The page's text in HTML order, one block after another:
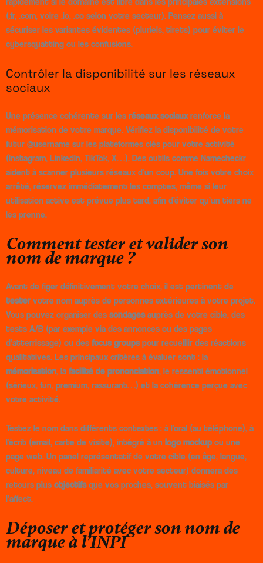
(.fr, .com, voire .io, .co selon votre secteur). Pensez aussi à
sécuriser les variantes évidentes (pluriels, tirets) pour éviter le
cybersquatting ou les confusions.
Contrôler la disponibilité sur les réseaux
sociaux
Une présence cohérente sur les réseaux sociauxrenforce la
mémorisation de votre marque. Vérifiez la disponibilité de votre
futur @username sur les plateformes clés pour votre activité
(Instagram, LinkedIn, TikTok, X…). Des outils comme Namecheckr
aident à scanner plusieurs réseaux d’un coup. Une fois votre choix
arrêté, réservez immédiatement les comptes, même si leur
utilisation active est prévue plus tard, afin d’éviter qu’un tiers ne
les prenne.
Comment tester et valider son
nom de marque ?
Avant de figer définitivement votre choix, il est pertinent de
testervotre nom auprès de personnes extérieures à votre projet.
Vous pouvez organiser des sondagesauprès de votre cible, des
tests A/B (par exemple via des annonces ou des pages
d’atterrissage) ou des focus groupspour recueillir des réactions
qualitatives. Les principaux critères à évaluer sont : la
mémorisation, la facilité de prononciation, le ressenti émotionnel
(sérieux, fun, premium, rassurant…) et la cohérence perçue avec
votre activité.
Testez le nom dans différents contextes : à l’oral (au téléphone), à
l’écrit (email, carte de visite), intégré à un logo mockup ou une
page web. Un panel représentatif de votre cible (en âge, langue,
culture, niveau de familiarité avec votre secteur) donnera des
retours plus objectifsque vos proches, souvent biaisés par
l’affect.
Déposer et protéger son nom de
marque à l’INPI